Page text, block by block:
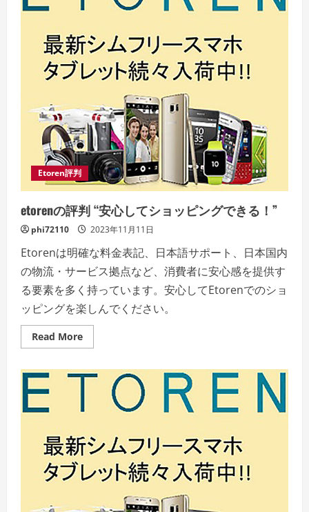
客
直
面
す
る
問
題
Etoren評判
etorenの評判 “安心してショッピングできる！”
phi72110 2023年11月11日
Etorenは明確な料金表記、日本語サポート、日本国内
の物流・サービス拠点など、消費者に安心感を提供す
る要素を多く持っています。安心してEtorenでのショ
ッピングを楽しんでください。
Read MoreRead
more
の
評
心
て
シ
ョ
ッ
ピ
ン